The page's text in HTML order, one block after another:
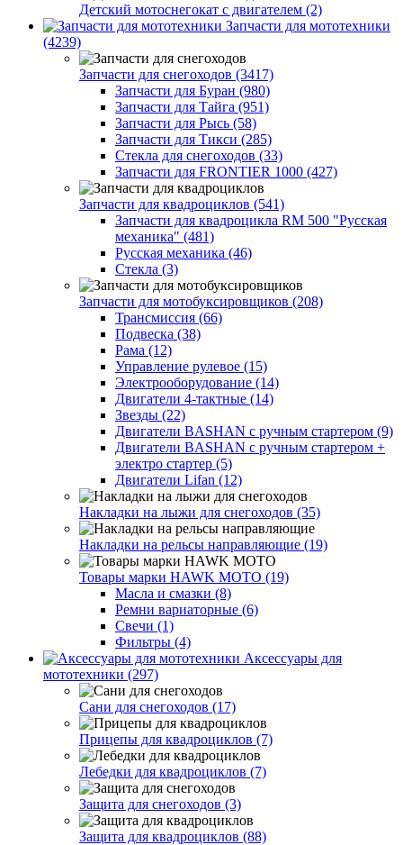
Детский мотоснегокат с двигателем (2)
Запчасти для мототехники
(4239)
Запчасти для снегоходов (3417)
Запчасти для Буран (980)
Запчасти для Тайга (951)
Запчасти для Рысь (58)
Запчасти для Тикси (285)
Стекла для снегоходов (33)
Запчасти для FRONTIER 1000 (427)
Запчасти для квадроциклов (541)
Запчасти для квадроцикла RM 500 "Русская
механика" (481)
Русская механика (46)
Стекла (3)
Запчасти для мотобуксировщиков (208)
Трансмиссия (66)
Подвеска (38)
Рама (12)
Управление рулевое (15)
Электрооборудование (14)
Двигатели 4-тактные (14)
Звезды (22)
Двигатели BASHAN с ручным стартером (9)
Двигатели BASHAN с ручным стартером +
электро стартер (5)
Двигатели Lifan (12)
Накладки на лыжи для снегоходов (35)
Накладки на рельсы направляющие (19)
Товары марки HAWK MOTO (19)
Масла и смазки (8)
Ремни вариаторные (6)
Свечи (1)
Фильтры (4)
Аксессуары для
мототехники (297)
Сани для снегоходов (17)
Прицепы для квадроциклов (7)
Лебедки для квадроциклов (7)
Защита для снегоходов (3)
Защита для квадроциклов (88)